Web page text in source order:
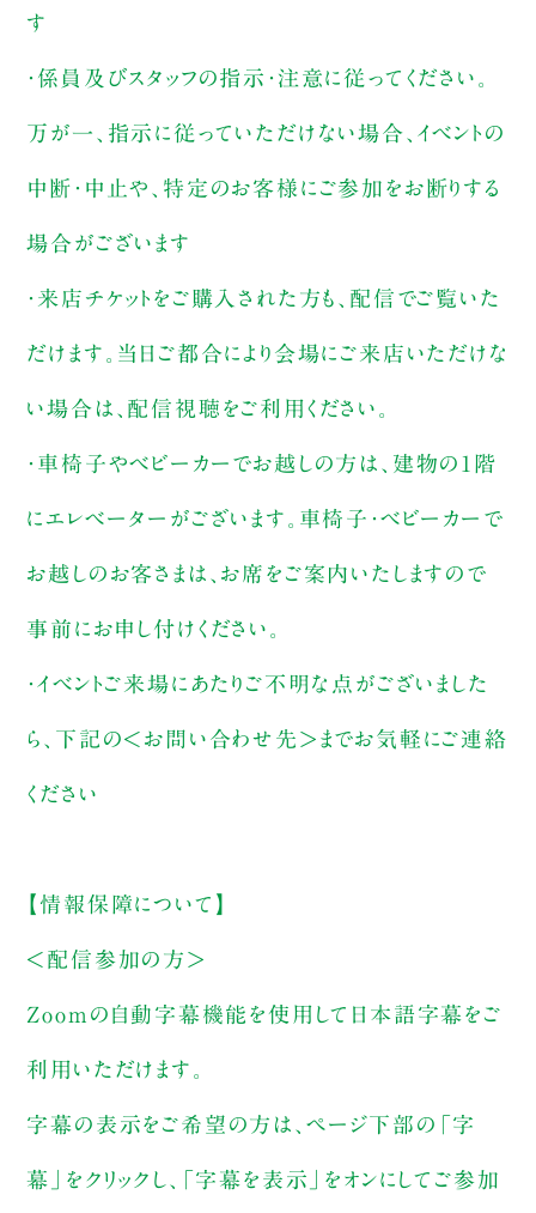
す
・係員及びスタッフの指示・注意に従ってください。
万が一、指示に従っていただけない場合、イベントの
中断・中止や、特定のお客様にご参加をお断りする
場合がございます
・来店チケットをご購入された方も、配信でご覧いた
だけます。当日ご都合により会場にご来店いただけな
い場合は、配信視聴をご利用ください。
・車椅子やベビーカーでお越しの方は、建物の1階
にエレベーターがございます。車椅子・ベビーカーで
お越しのお客さまは、お席をご案内いたしますので
事前にお申し付けください。
・イベントご来場にあたりご不明な点がございました
ら、下記の＜お問い合わせ先＞までお気軽にご連絡
ください
【情報保障について】
＜配信参加の方＞
Zoomの自動字幕機能を使用して日本語字幕をご
利用いただけます。
字幕の表示をご希望の方は、ページ下部の「字
幕」をクリックし、「字幕を表示」をオンにしてご参加